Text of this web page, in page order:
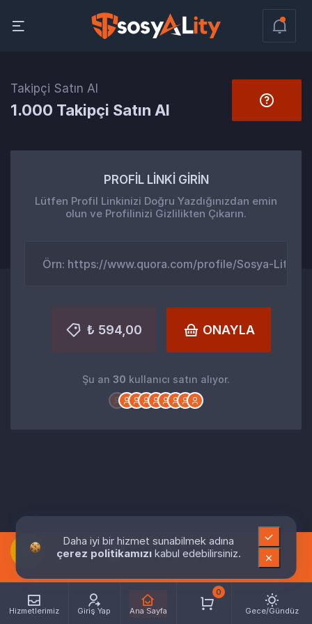
Hizmetlerimiz Giriş Yap Ana Sayfa
0
Gece/Gündüz
Takipçi Satın Al
1.000 Takipçi Satın Al
PROFİL LİNKİ GİRİN
Lütfen Profil Linkinizi Doğru Yazdığınızdan emin
olun ve Profilinizi Gizlilikten Çıkarın.
₺ 594,00 ONAYLA
Şu an 30 kullanıcı satın alıyor.
Daha iyi bir hizmet sunabilmek adına
çerez politikamızı kabul edebilirsiniz.